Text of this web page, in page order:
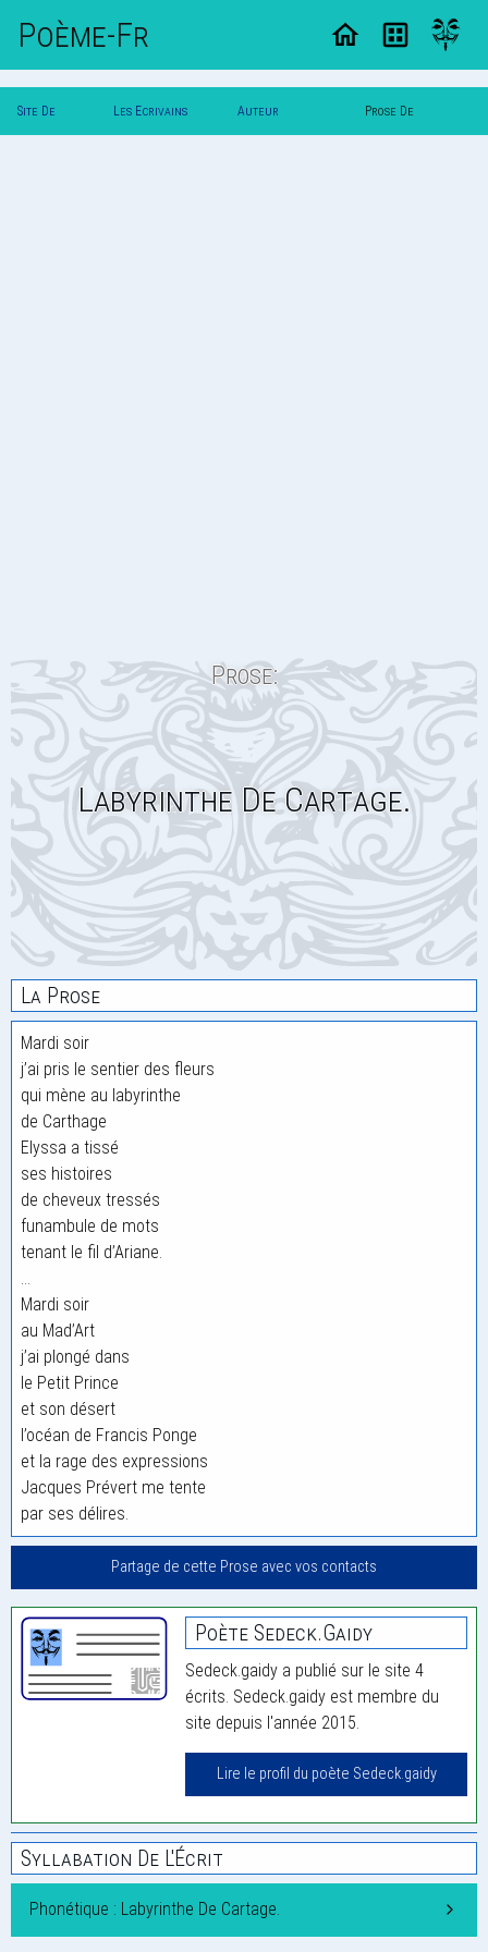
Poème-Fr
Site De Les Ecrivains Auteur Prose De
Prose:
Labyrinthe De Cartage.
La Prose
Mardi soir
j’ai pris le sentier des fleurs
qui mène au labyrinthe
de Carthage
Elyssa a tissé
ses histoires
de cheveux tressés
funambule de mots
tenant le fil d’Ariane.
…
Mardi soir
au Mad’Art
j’ai plongé dans
le Petit Prince
et son désert
l’océan de Francis Ponge
et la rage des expressions
Jacques Prévert me tente
par ses délires.
Partage de cette Prose avec vos contacts
Poète Sedeck.gaidy
Sedeck.gaidy a publié sur le site 4
écrits. Sedeck.gaidy est membre du
site depuis l'année 2015.
Lire le profil du poète Sedeck.gaidy
Syllabation De L'Écrit
Phonétique : Labyrinthe De Cartage.